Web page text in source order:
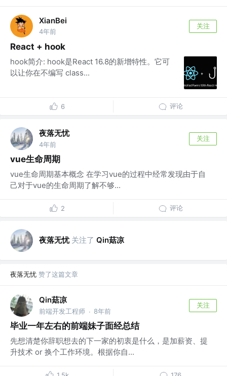
XianBei
4年前
关注
React + hook
hook简介: hook是React 16.8的新增特性。它可
以让你在不编写 class...
6 评论
夜落无忧
4年前
关注
vue生命周期
vue生命周期基本概念 在学习vue的过程中经常发现由于自
己对于vue的生命周期了解不够...
2 评论
夜落无忧 关注了 Qin菇凉
夜落无忧 赞了这篇文章
Qin菇凉
前端开发工程师 · 8年前
关注
毕业一年左右的前端妹子面经总结
先想清楚你辞职想去的下一家的初衷是什么，是加薪资、提
升技术 or 换个工作环境。根据你自...